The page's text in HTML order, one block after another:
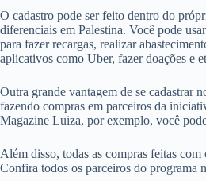
O cadastro pode ser feito dentro do
diferenciais em Palestina. Você pode
para fazer recargas, realizar
aplicativos como Uber, fazer doações e
Outra grande vantagem de se cadastrar
fazendo compras em parceiros da
Magazine Luiza, por exemplo, você
Além disso, todas as compras feitas
Confira todos os parceiros do programa